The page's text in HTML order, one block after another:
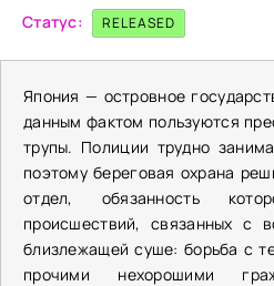
Статус: RELEASED
Япония — островное
данным фактом пользуются
трупы. Полиции трудно
поэтому береговая охрана
отдел, обязанность
происшествий, связанных с
близлежащей суше: борьба с
прочими нехорошими